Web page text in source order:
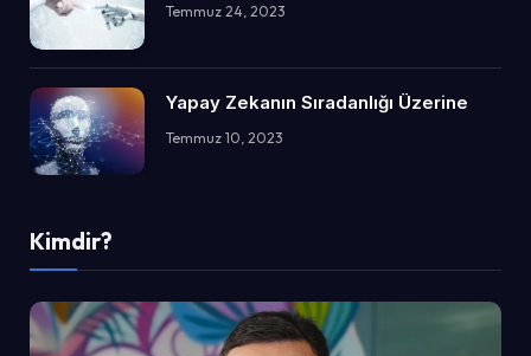
Temmuz 24, 2023
Yapay Zekanın Sıradanlığı Üzerine
Temmuz 10, 2023
Kimdir?